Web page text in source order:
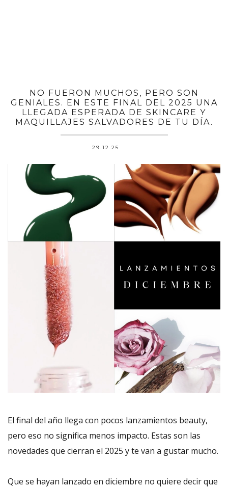
NO FUERON MUCHOS, PERO SON
GENIALES. EN ESTE FINAL DEL 2025 UNA
LLEGADA ESPERADA DE SKINCARE Y
MAQUILLAJES SALVADORES DE TU DÍA.
29.12.25
El final del año llega con pocos lanzamientos beauty,
pero eso no significa menos impacto. Estas son las
novedades que cierran el 2025 y te van a gustar mucho.
Que se hayan lanzado en diciembre no quiere decir que